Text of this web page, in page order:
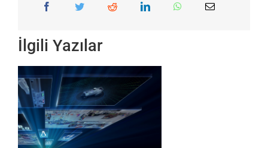
İlgili Yazılar